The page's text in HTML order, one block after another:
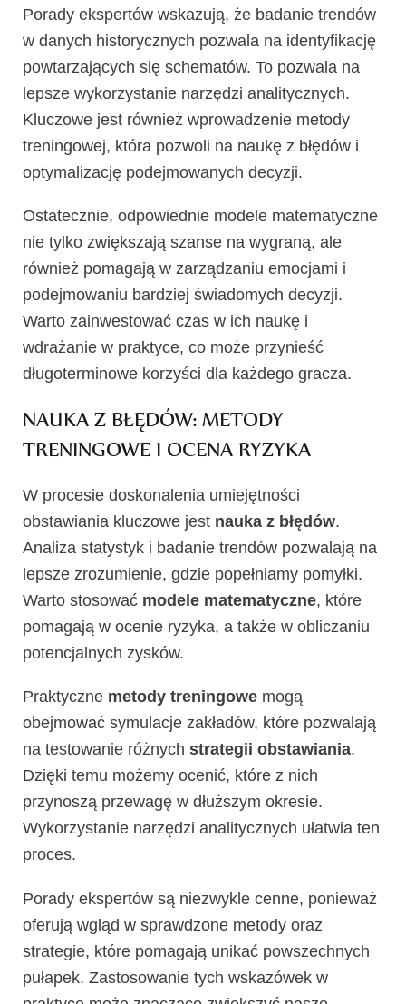
Porady ekspertów wskazują, że badanie trendów
w danych historycznych pozwala na identyfikację
powtarzających się schematów. To pozwala na
lepsze wykorzystanie narzędzi analitycznych.
Kluczowe jest również wprowadzenie metody
treningowej, która pozwoli na naukę z błędów i
optymalizację podejmowanych decyzji.
Ostatecznie, odpowiednie modele matematyczne
nie tylko zwiększają szanse na wygraną, ale
również pomagają w zarządzaniu emocjami i
podejmowaniu bardziej świadomych decyzji.
Warto zainwestować czas w ich naukę i
wdrażanie w praktyce, co może przynieść
długoterminowe korzyści dla każdego gracza.
NAUKA Z BŁĘDÓW: METODY
TRENINGOWE I OCENA RYZYKA
W procesie doskonalenia umiejętności
obstawiania kluczowe jest nauka z błędów.
Analiza statystyk i badanie trendów pozwalają na
lepsze zrozumienie, gdzie popełniamy pomyłki.
Warto stosować modele matematyczne, które
pomagają w ocenie ryzyka, a także w obliczaniu
potencjalnych zysków.
Praktyczne metody treningowe mogą
obejmować symulacje zakładów, które pozwalają
na testowanie różnych strategii obstawiania.
Dzięki temu możemy ocenić, które z nich
przynoszą przewagę w dłuższym okresie.
Wykorzystanie narzędzi analitycznych ułatwia ten
proces.
Porady ekspertów są niezwykle cenne, ponieważ
oferują wgląd w sprawdzone metody oraz
strategie, które pomagają unikać powszechnych
pułapek. Zastosowanie tych wskazówek w